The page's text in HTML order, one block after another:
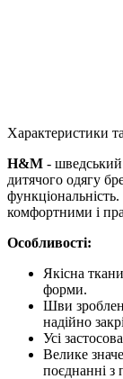
Характеристики
H&M - шведський
дитячого одягу
комфортними і
Особливості:
Якісна
форми.
Шви
надійно
Усі
Велике
поєднанні з